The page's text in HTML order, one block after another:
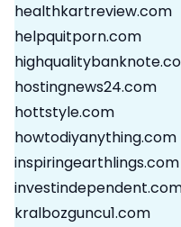
healthkartreview.com
helpquitporn.com
hostingnews24.com
hottstyle.com
howtodiyanything.com
inspiringearthlings.com
kralbozguncu1.com